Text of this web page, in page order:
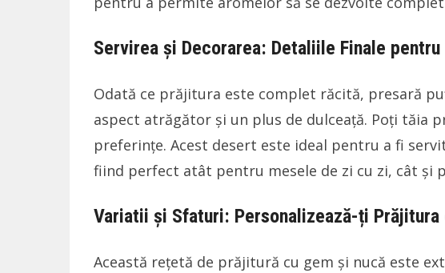
Servirea și Decorarea: Detaliile Finale pentru
Odată ce prăjitura este complet răcită, presară
aspect atrăgător și un plus de dulceață. Poți tăia
preferințe. Acest desert este ideal pentru a fi
fiind perfect atât pentru mesele de zi cu zi, cât și
Variatii și Sfaturi: Personalizează-ți Prăjitura
Această rețetă de prăjitură cu gem și nucă este